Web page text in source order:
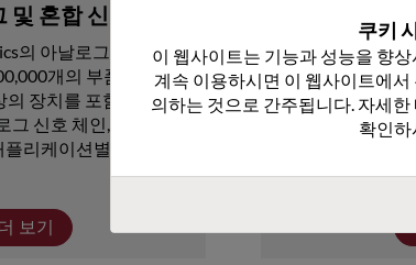
및 혼합 신호
의 아날로그 및 혼합 신
개의 부품 번호로
의 장치를 포함하고 있으
그 신호 체인, RF/마이크
리케이션별 장치가 광
보기
Rochester의 이산
40,000개 이상의
이상의 장치를 포
의 제품 포트폴리
및 터미네이션 장
쿠키
이 웹사이트는 기능과 성능을 향
계속 이용하시면 이 웹사이트에
의하는 것으로 간주됩니다. 자세한
확인하